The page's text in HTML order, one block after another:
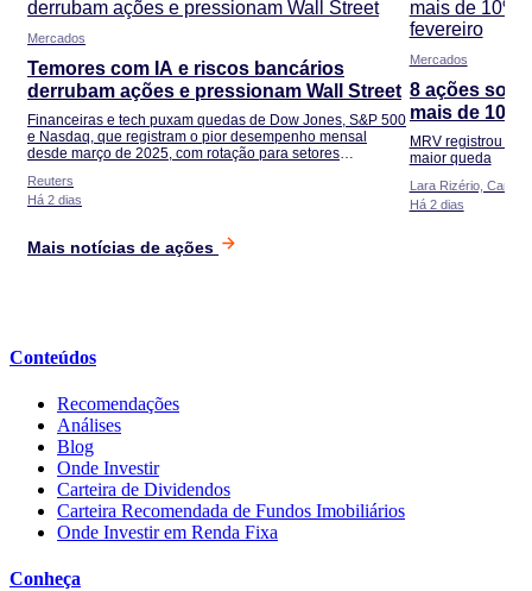
Mercados
Temores com IA e riscos bancários
derrubam ações e pressionam Wall Street
Financeiras e tech puxam quedas de Dow Jones, S&P 500
e Nasdaq, que registram o pior desempenho mensal
desde março de 2025, com rotação para setores
Reuters
Há 2 dias
Mercados
8 ações
mais de
em fevereiro
MRV registrou as
maior queda
Lara Rizério,
Há 2 dias
Mais notícias de ações
Conteúdos
Recomendações
Análises
Blog
Onde Investir
Carteira de Dividendos
Carteira Recomendada de Fundos Imobiliários
Onde Investir em Renda Fixa
Conheça